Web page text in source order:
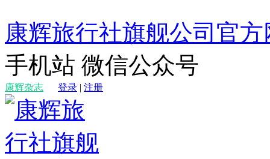
康辉旅行社旗舰公司官方
手机站 微信公众号
康辉杂志 登录 | 注册